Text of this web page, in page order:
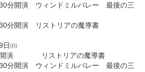
分開演 ウィンドミルバレー 最後の三
分開演 リストリアの魔導書
日㈰
開演 リストリアの魔導書
分開演 ウィンドミルバレー 最後の三